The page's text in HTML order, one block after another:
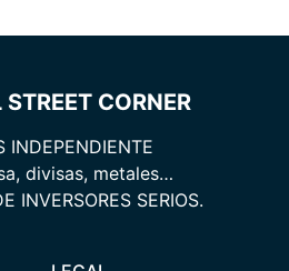
CORNER
INDEPENDIENTE
divisas, metales…
INVERSORES SERIOS.